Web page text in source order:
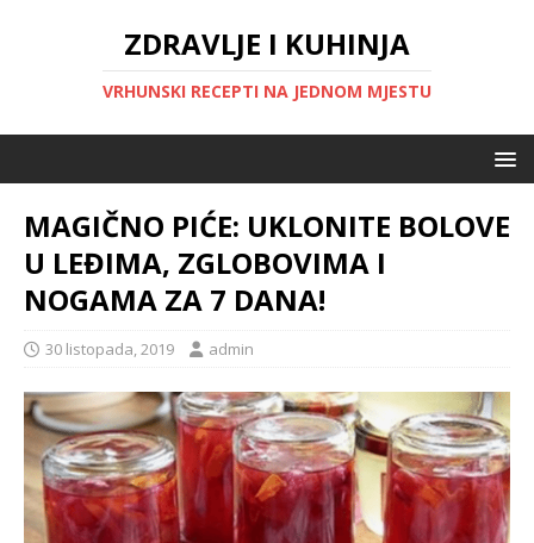
ZDRAVLJE I KUHINJA
VRHUNSKI RECEPTI NA JEDNOM MJESTU
MAGIČNO PIĆE: UKLONITE BOLOVE
U LEĐIMA, ZGLOBOVIMA I
NOGAMA ZA 7 DANA!
30 listopada, 2019 admin